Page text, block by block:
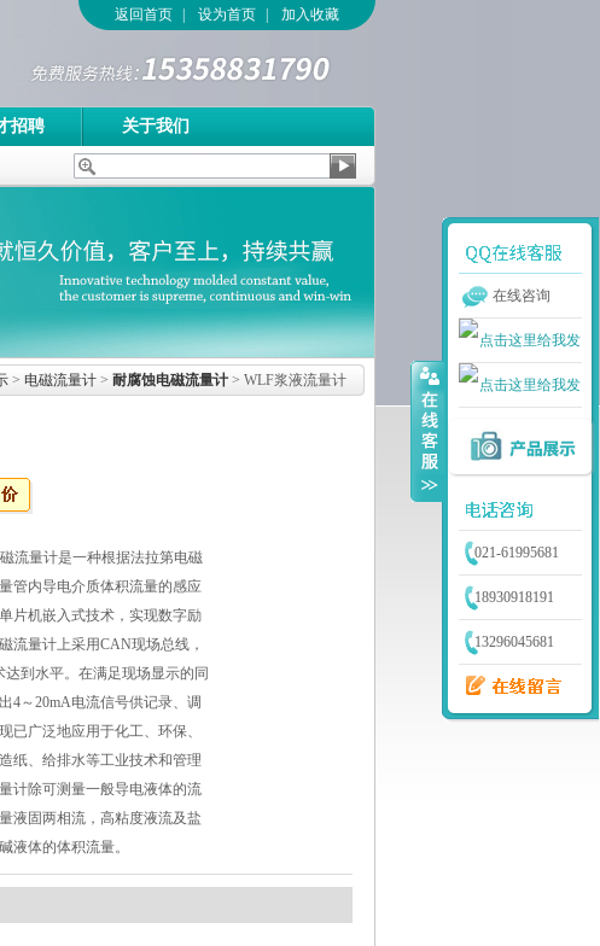
返回首页 设为首页 加入收藏
招聘 关于我们
> 电磁流量计 > 耐腐蚀电磁流量计 > WLF浆液流量计
流量计是一种根据法拉第电磁
管内导电介质体积流量的感应
片机嵌入式技术，实现数字励
流量计上采用CAN现场总线，
达到水平。在满足现场显示的同
4～20mA电流信号供记录、调
已广泛地应用于化工、环保、
纸、给排水等工业技术和管理
计除可测量一般导电液体的流
液固两相流，高粘度液流及盐
液体的体积流量。
在线咨询
021-61995681
18930918191
13296045681